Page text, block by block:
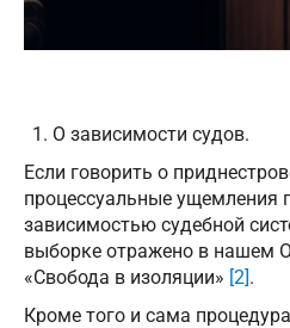
О зависимости судов.
Если говорить о
процессуальные ущемления
зависимостью судебной
выборке отражено в нашем
«Свобода в изоляции» [2].
Кроме того и сама